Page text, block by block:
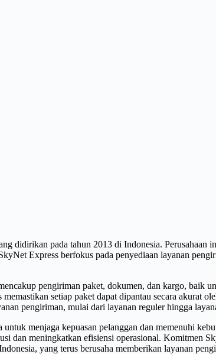
didirikan pada tahun 2013 di Indonesia.
Express berfokus pada penyediaan layanan
pengiriman paket, dokumen, dan kargo, baik
setiap paket dapat dipantau secara akurat
pengiriman, mulai dari layanan reguler hingga
menjaga kepuasan pelanggan dan memenuhi
dan meningkatkan efisiensi operasional. Komitmen
yang terus berusaha memberikan layanan